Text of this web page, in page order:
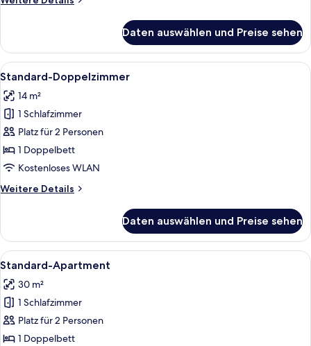
Einzelzimmer
Daten auswählen und Preise sehen
Alle
Fotos
für
Standard-
Doppelzimmer
anzeigen
Ein Hotelzimmer mit einem Bett,
4
Standard-Doppelzimmer
14 m²
1 Schlafzimmer
Platz für 2 Personen
1 Doppelbett
Kostenloses WLAN
Weitere Details
Weitere
Doppelzimmer
Daten auswählen und Preise sehen
Alle
Fotos
für
Standard-
Apartment
anzeigen
Ein Hotelzimmer mit einer
5
Standard-Apartment
30 m²
1 Schlafzimmer
Platz für 2 Personen
1 Doppelbett